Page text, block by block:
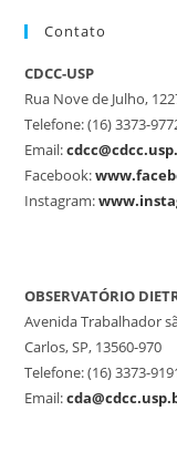
Contato
CDCC-USP
Rua Nove de Julho,
Telefone: (16) 3373-
Email:
Facebook:
Instagram:
OBSERVATÓRIO
Avenida Trabalhador
Carlos, SP, 13560-970
Telefone: (16) 3373-
Email: